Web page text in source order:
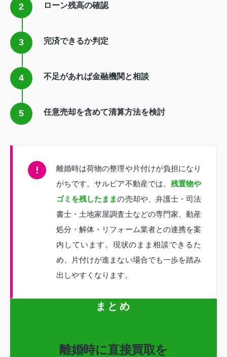
2 ローン残高の確認
3 完済できるか判定
4 不足があれば金融機関と相談
5 任意売却を含めて清算方法を検討
!
離婚時は荷物の整理や片付けが負担になり
がちです。サルビア不動産では、 残置物や
ゴミを残したままの売却や、弁護士・司法
書士・土地家屋調査士などの専門家、動産
処分・解体・リフォーム業者との連携を案
内しています。現状のまま相談できるた
め、片付けが進まない場合でも一歩を踏み
出しやすくなります。
まとめ
離婚時に直接買取を